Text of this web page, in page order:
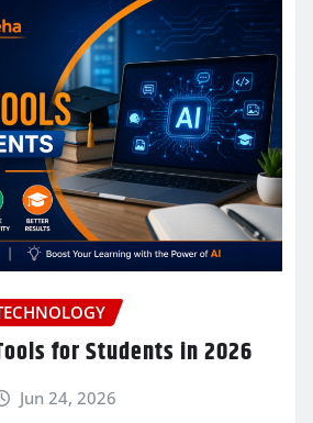
for Students in 2026
Jun 24, 2026